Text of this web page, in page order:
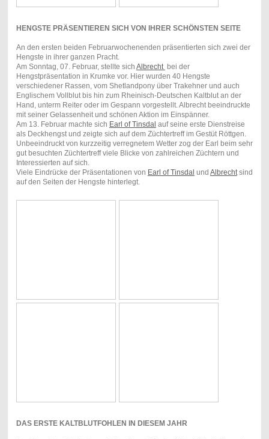
HENGSTE PRÄSENTIEREN SICH VON IHRER SCHÖNSTEN SEITE
An den ersten beiden Februarwochenenden präsentierten sich zwei der
Hengste in ihrer ganzen Pracht.
Am Sonntag, 07. Februar, stellte sich Albrecht bei der
Hengstpräsentation in Krumke vor. Hier wurden 40 Hengste
verschiedener Rassen, vom Shetlandpony über Trakehner und auch
Englischem Vollblut bis hin zum Rheinisch-Deutschen Kaltblut an der
Hand, unterm Reiter oder im Gespann vorgestellt. Albrecht beeindruckte
mit seiner Gelassenheit und schönen Aktion im Einspänner.
Am 13. Februar machte sich Earl of Tinsdal auf seine erste Dienstreise
als Deckhengst und zeigte sich auf dem Züchtertreff im Gestüt Röttgen.
Unbeeindruckt von kurzzeitig verregnetem Wetter zog der Earl beim sehr
gut besuchten Züchtertreff viele Blicke von zahlreichen Züchtern und
Interessierten auf sich.
Viele Eindrücke der Präsentationen von Earl of Tinsdal und Albrechtsind
auf den Seiten der Hengste hinterlegt.
DAS ERSTE KALTBLUTFOHLEN IN DIESEM JAHR